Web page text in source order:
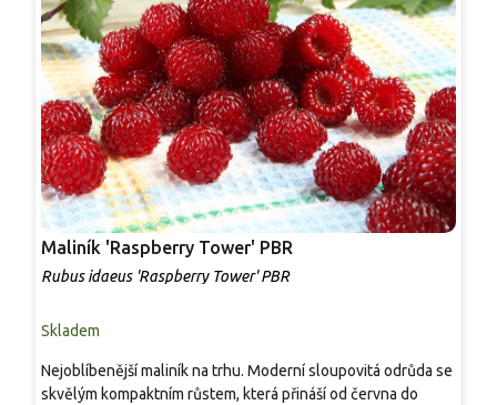
Maliník 'Raspberry Tower' PBR
Rubus idaeus 'Raspberry Tower' PBR
Skladem
Nejoblíbenější maliník na trhu. Moderní sloupovitá odrůda se
skvělým kompaktním růstem, která přináší od června do